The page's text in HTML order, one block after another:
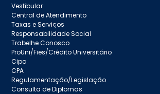
Vestibular
Central de Atendimento
Taxas e Serviços
Responsabilidade Social
Trabelhe Conosco
ProUni/Fies/Crédito Universitário
Cipa
CPA
Regulamentação/Legislação
Consulta de Diplomas